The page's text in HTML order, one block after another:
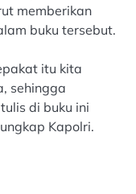
memberikan
buku tersebut.
itu kita
sehingga
di buku ini
Kapolri.